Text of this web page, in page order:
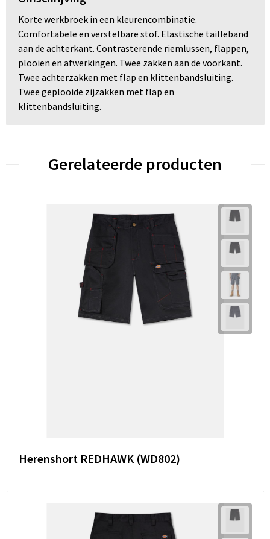
Korte werkbroek in een kleurencombinatie.
Comfortabele en verstelbare stof. Elastische tailleband
aan de achterkant. Contrasterende riemlussen, flappen,
plooien en afwerkingen. Twee zakken aan de voorkant.
Twee achterzakken met flap en klittenbandsluiting.
Twee geplooide zijzakken met flap en
klittenbandsluiting.
Gerelateerde producten
Herenshort REDHAWK (WD802)